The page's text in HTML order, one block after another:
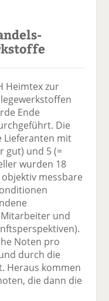
Heimtex zur
Ende
Die
Lieferanten mit
gut) und 5 (=
wurden 18
messbare
und
Noten pro
durch die
Heraus kommen
die dann die